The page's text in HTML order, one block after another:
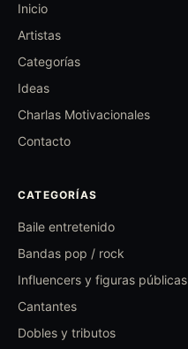
Inicio
Artistas
Categorías
Ideas
Charlas Motivacionales
Contacto
CATEGORÍAS
Baile entretenido
Bandas pop / rock
Influencers y figuras públicas
Cantantes
Dobles y tributos